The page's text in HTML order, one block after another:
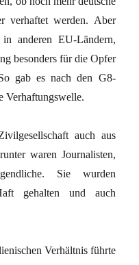
verhaftet werden. Aber
anderen EU-Ländern,
besonders für die Opfer
gab es nach den G8-
Verhaftungswelle.
auch aus
waren Journalisten,
Sie wurden
gehalten und auch
Verhältnis führte